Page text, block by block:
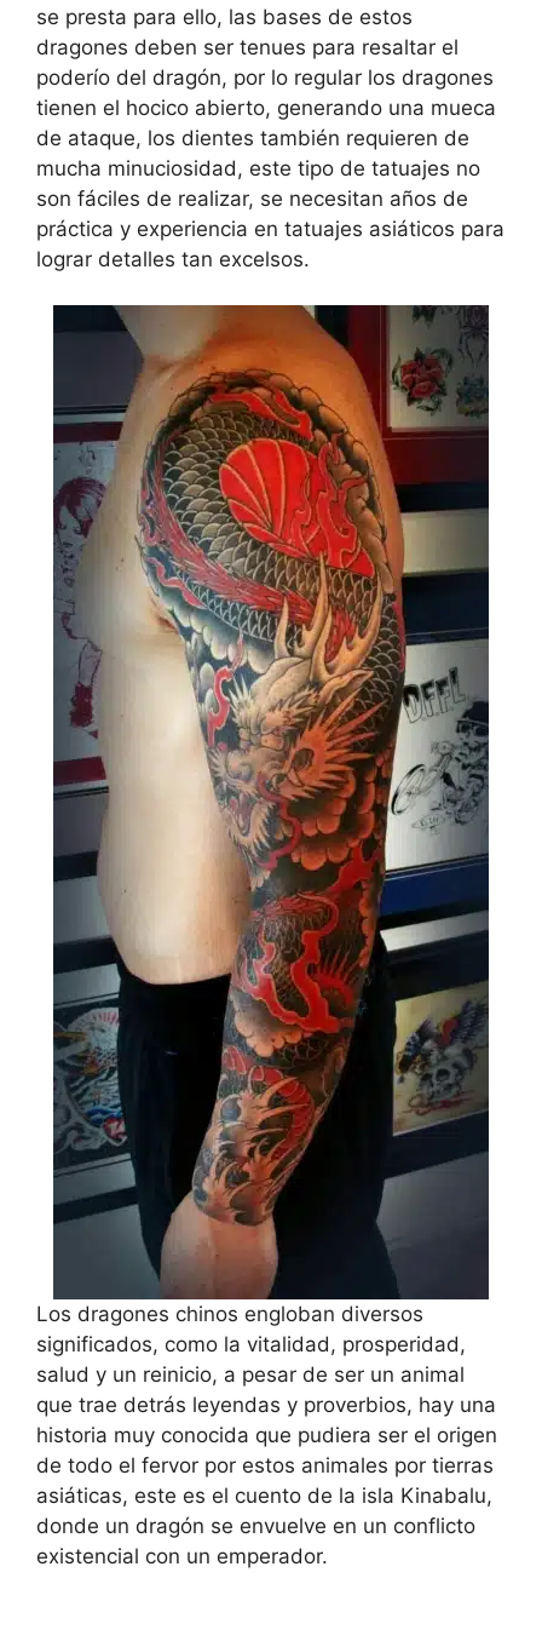
se presta para ello, las bases de estos
dragones deben ser tenues para resaltar el
poderío del dragón, por lo regular los dragones
tienen el hocico abierto, generando una mueca
de ataque, los dientes también requieren de
mucha minuciosidad, este tipo de tatuajes no
son fáciles de realizar, se necesitan años de
práctica y experiencia en tatuajes asiáticos para
lograr detalles tan excelsos.
Los dragones chinos engloban diversos
significados, como la vitalidad, prosperidad,
salud y un reinicio, a pesar de ser un animal
que trae detrás leyendas y proverbios, hay una
historia muy conocida que pudiera ser el origen
de todo el fervor por estos animales por tierras
asiáticas, este es el cuento de la isla Kinabalu,
donde un dragón se envuelve en un conflicto
existencial con un emperador.